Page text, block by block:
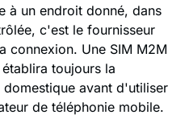
à un endroit donné, dans
c'est le fournisseur
connexion. Une SIM M2M
toujours la
avant d'utiliser
de téléphonie mobile.